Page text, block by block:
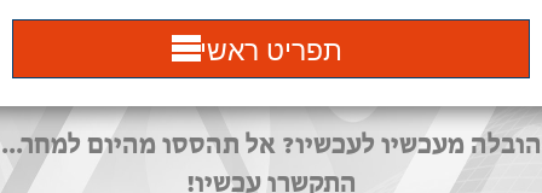
תפריט ראשי
הובלה מעכשיו לעכשיו? אל תהססו מהיום למחר...
התקשרו עכשיו!